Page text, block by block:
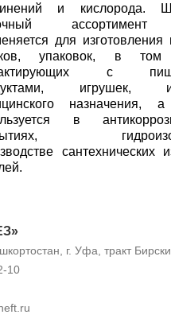
и кислорода.
для изготовления
упаковок, в том
с
игрушек,
назначения,
в
сантехнических
г. Уфа, тракт
10